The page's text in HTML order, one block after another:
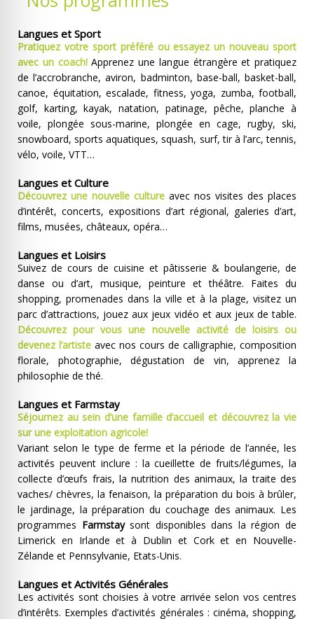
Langues et Sport
Pratiquez votre sport préféré ou essayez un nouveau sport
avec un coach!Apprenez une langue étrangère et pratiquez
de l’accrobranche, aviron, badminton, base-ball, basket-ball,
canoe, équitation, escalade, fitness, yoga, zumba, football,
golf, karting, kayak, natation, patinage, pêche, planche à
voile, plongée sous-marine, plongée en cage, rugby, ski,
snowboard, sports aquatiques, squash, surf, tir à l’arc, tennis,
vélo, voile, VTT…
Langues et Culture
Découvrez une nouvelle culture avec nos visites des places
d’intérêt, concerts, expositions d’art régional, galeries d’art,
films, musées, châteaux, opéra…
Langues et Loisirs
Suivez de cours de cuisine et pâtisserie & boulangerie, de
danse ou d’art, musique, peinture et théâtre. Faites du
shopping, promenades dans la ville et à la plage, visitez un
parc d’attractions, jouez aux jeux vidéo et aux jeux de table.
Découvrez pour vous une nouvelle activité de loisirs ou
devenez l’artiste avec nos cours de calligraphie, composition
florale, photographie, dégustation de vin, apprenez la
philosophie de thé.
Langues et Farmstay
Séjournez au sein d’une famille d’accueil et découvrez la vie
sur une exploitation agricole!
Variant selon le type de ferme et la période de l’année, les
activités peuvent inclure : la cueillette de fruits/légumes, la
collecte d’œufs frais, la nutrition des animaux, la traite des
vaches/ chèvres, la fenaison, la préparation du bois à brûler,
le jardinage, la préparation du couchage des animaux. Les
programmes Farmstaysont disponibles dans la région de
Limerick en Irlande et à Dublin et Cork et en Nouvelle-
Zélande et Pennsylvanie, Etats-Unis.
Langues et Activités Générales
Les activités sont choisies à votre arrivée selon vos centres
d’intérêts. Exemples d’activités générales : cinéma, shopping,